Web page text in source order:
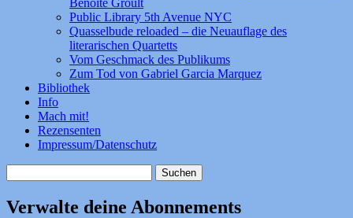
Public Library 5th Avenue NYC
Quasselbude reloaded – die Neuauflage des
literarischen Quartetts
Vom Geschmack des Publikums
Zum Tod von Gabriel Garcia Marquez
Bibliothek
Info
Mach mit!
Rezensenten
Impressum/Datenschutz
nach:
Verwalte deine Abonnements